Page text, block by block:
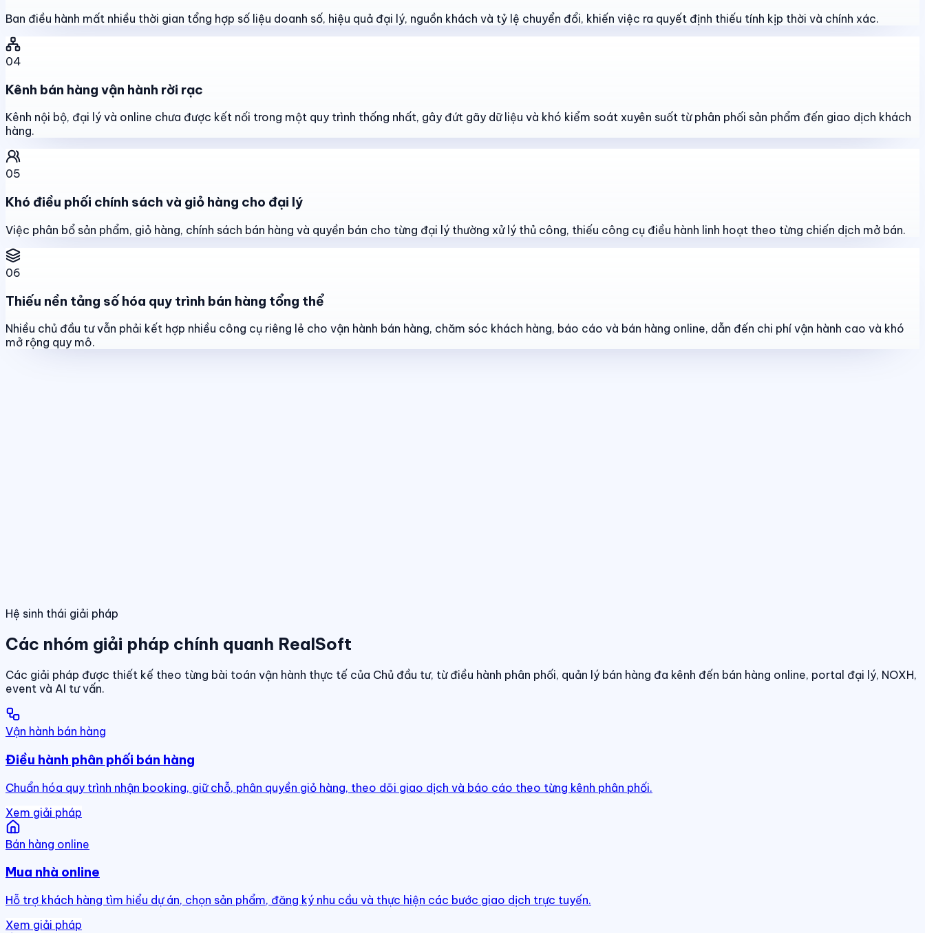
Ban điều hành mất nhiều thời gian tổng hợp số liệu doanh số, hiệu quả đại lý, nguồn khách và tỷ lệ chuyển đổi, khiến việc ra quyết định thiếu tính kịp thời và chính xác.
04
Kênh bán hàng vận hành rời rạc
Kênh nội bộ, đại lý và online chưa được kết nối trong một quy trình thống nhất, gây đứt gãy dữ liệu và khó kiểm soát xuyên suốt từ phân phối sản phẩm đến giao dịch khách
hàng.
05
Khó điều phối chính sách và giỏ hàng cho đại lý
Việc phân bổ sản phẩm, giỏ hàng, chính sách bán hàng và quyền bán cho từng đại lý thường xử lý thủ công, thiếu công cụ điều hành linh hoạt theo từng chiến dịch mở bán.
06
Thiếu nền tảng số hóa quy trình bán hàng tổng thể
Nhiều chủ đầu tư vẫn phải kết hợp nhiều công cụ riêng lẻ cho vận hành bán hàng, chăm sóc khách hàng, báo cáo và bán hàng online, dẫn đến chi phí vận hành cao và khó
mở rộng quy mô.
Hệ sinh thái giải pháp
Các nhóm giải pháp chính quanh RealSoft
Các giải pháp được thiết kế theo từng bài toán vận hành thực tế của Chủ đầu tư, từ điều hành phân phối, quản lý bán hàng đa kênh đến bán hàng online, portal đại lý, NOXH,
event và AI tư vấn.
Vận hành bán hàng
Điều hành phân phối bán hàng
Chuẩn hóa quy trình nhận booking, giữ chỗ, phân quyền giỏ hàng, theo dõi giao dịch và báo cáo theo từng kênh phân phối.
Xem giải pháp
Bán hàng online
Mua nhà online
Hỗ trợ khách hàng tìm hiểu dự án, chọn sản phẩm, đăng ký nhu cầu và thực hiện các bước giao dịch trực tuyến.
Xem giải pháp